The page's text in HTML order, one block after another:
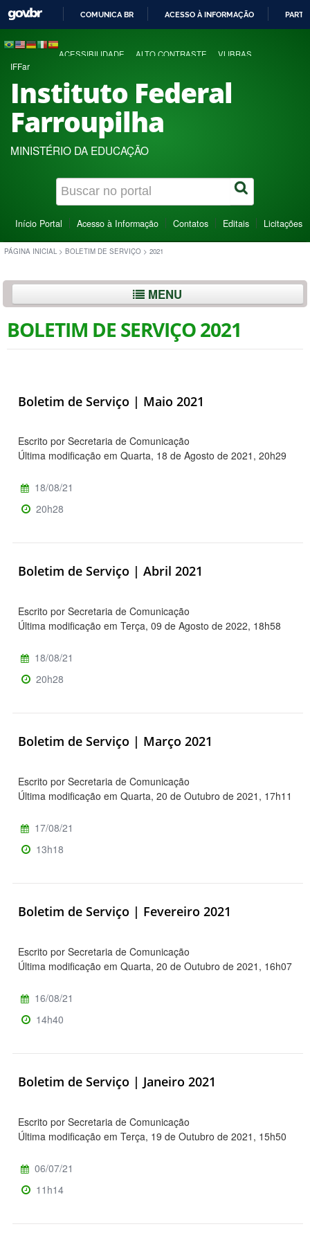
COMUNICA BR ACESSO À INFORMAÇÃO
ACESSIBILIDADE ALTO CONTRASTE VLIBRAS
IFFar
Instituto Federal
Farroupilha
MINISTÉRIO DA EDUCAÇÃO
Início Portal Acesso à Informação Contatos Editais Licitações
PÁGINA INICIAL > BOLETIM DE SERVIÇO > 2021
MENU
BOLETIM DE SERVIÇO 2021
Boletim de Serviço | Maio 2021
Escrito por Secretaria de Comunicação
Última modificação em Quarta, 18 de Agosto de 2021, 20h29
18/08/21
20h28
Boletim de Serviço | Abril 2021
Escrito por Secretaria de Comunicação
Última modificação em Terça, 09 de Agosto de 2022, 18h58
18/08/21
20h28
Boletim de Serviço | Março 2021
Escrito por Secretaria de Comunicação
Última modificação em Quarta, 20 de Outubro de 2021, 17h11
17/08/21
13h18
Boletim de Serviço | Fevereiro 2021
Escrito por Secretaria de Comunicação
Última modificação em Quarta, 20 de Outubro de 2021, 16h07
16/08/21
14h40
Boletim de Serviço | Janeiro 2021
Escrito por Secretaria de Comunicação
Última modificação em Terça, 19 de Outubro de 2021, 15h50
06/07/21
11h14